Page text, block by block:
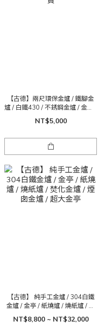
【古德】兩尺環保金爐 / 鐵腳金
爐 / 白鐵430 / 不銹鋼金爐 / 金紙 /
金桶 / 免運費
NT$5,000
【古德】 純手工金爐 / 304白鐵
金爐 / 金亭 / 紙燒爐 / 燒紙爐 / 焚
化金爐 / 煙囱金爐 / 超大金亭
NT$8,800 ~ NT$32,000